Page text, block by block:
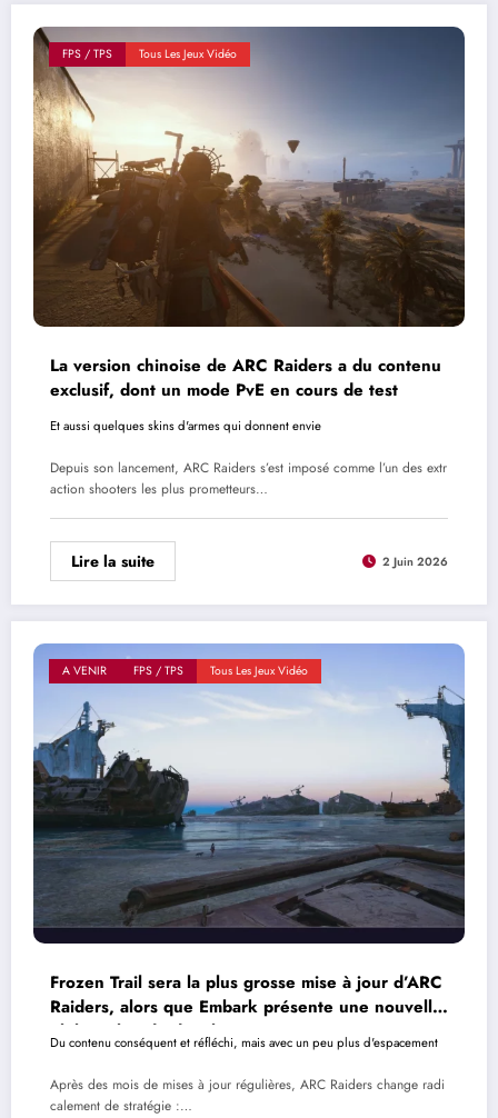
FPS / TPS Tous Les Jeux Vidéo
La version chinoise de ARC Raiders a du contenu
exclusif, dont un mode PvE en cours de test
Et aussi quelques skins d'armes qui donnent envie
Depuis son lancement, ARC Raiders s’est imposé comme l’un des extr
action shooters les plus prometteurs…
Lire la suite 2 Juin 2026
A VENIR FPS / TPS Tous Les Jeux Vidéo
Frozen Trail sera la plus grosse mise à jour d’ARC
Raiders, alors que Embark présente une nouvelle
philosophie de développement
Du contenu conséquent et réfléchi, mais avec un peu plus d'espacement
Après des mois de mises à jour régulières, ARC Raiders change radi
calement de stratégie :…